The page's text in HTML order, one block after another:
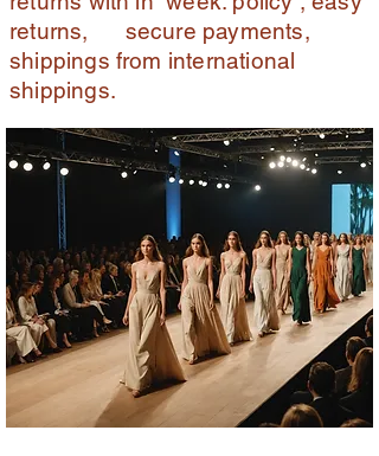
returns, secure payments,
shippings from international
shippings.